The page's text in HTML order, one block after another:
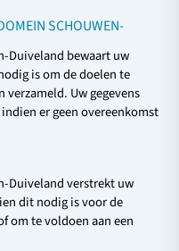
SCHOUWEN-
Duiveland bewaart uw
is om de doelen te
verzameld. Uw gegevens
er geen overeenkomst
Duiveland verstrekt uw
dit nodig is voor de
om te voldoen aan een